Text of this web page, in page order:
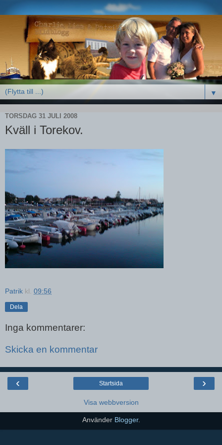
▼
TORSDAG 31 JULI 2008
Kväll i Torekov.
Patrik kl. 09:56
Dela
Inga kommentarer:
Skicka en kommentar
‹ ›
Startsida
Visa webbversion
Använder Blogger.